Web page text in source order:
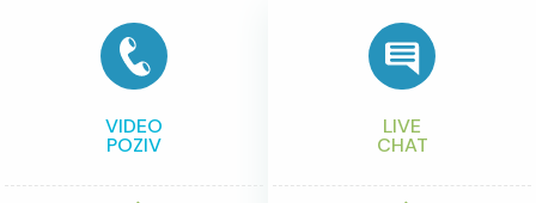
VIDEO
POZIV
LIVE
CHAT